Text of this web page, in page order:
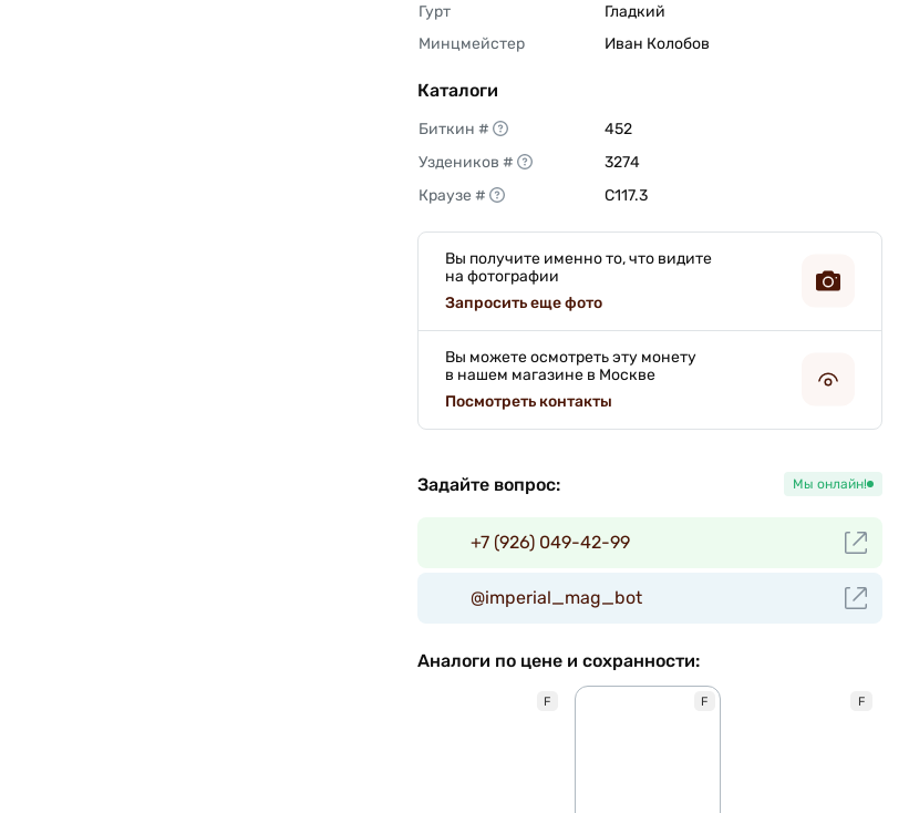
Гурт
Гладкий
Минцмейстер
Иван Колобов
Каталоги
Биткин #
452
Уздеников #
3274
Краузе #
C117.3
Вы получите именно то, что видите
на фотографии
Запросить еще фото
Вы можете осмотреть эту монету
в нашем магазине в Москве
Посмотреть контакты
Задайте вопрос: Мы онлайн!
+7 (926) 049-42-99
@imperial_mag_bot
Аналоги по цене и сохранности:
F F F